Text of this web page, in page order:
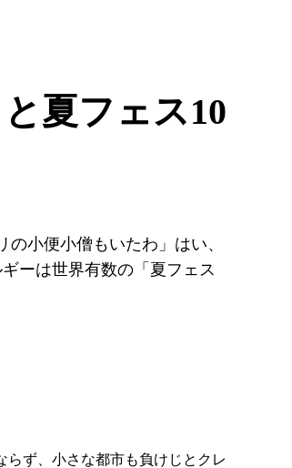
夏フェス10
小便小僧もいたわ」はい、
ーは世界有数の「夏フェス
ず、小さな都市も負けじとクレ